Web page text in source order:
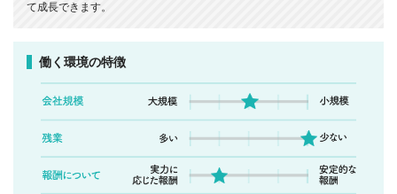
て成長できます。
働く環境の特徴